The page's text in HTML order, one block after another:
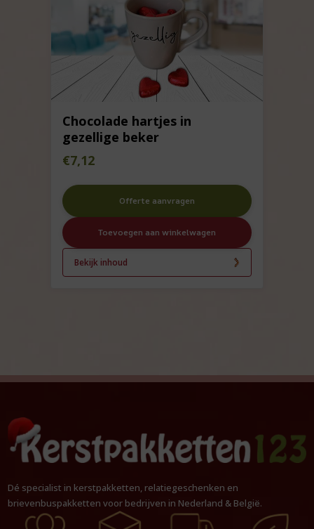
Chocolade hartjes in
gezellige beker
€7,12
Offerte aanvragen
Toevoegen aan winkelwagen
Bekijk inhoud
Dé specialist in kerstpakketten, relatiegeschenken en
brievenbuspakketten voor bedrijven in Nederland & België.